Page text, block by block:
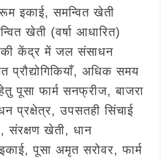
इकाई, समन्वित खेती
खेती (वर्षा आधारित)
केंद्र में जल संसाधन
अधिक समय
फार्म सनफ्रीज, बाजरा
प्रक्षेत्र, उपसतही सिंचाई
संरक्षण खेती, धान
पूसा अमृत सरोवर, फार्म